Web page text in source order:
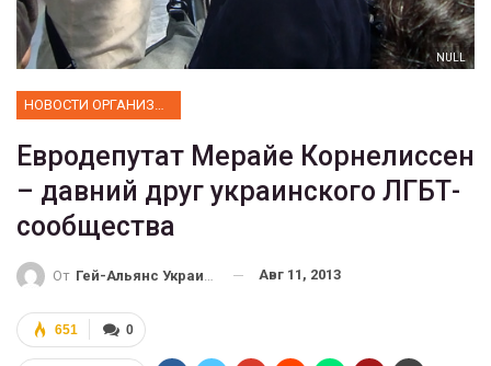
NULL
НОВОСТИ ОРГАНИЗАЦИИ
Евродепутат Мерайе Корнелиссен
– давний друг украинского ЛГБТ-
сообщества
От Гей-Альянс Украина Авг 11, 2013
0
651